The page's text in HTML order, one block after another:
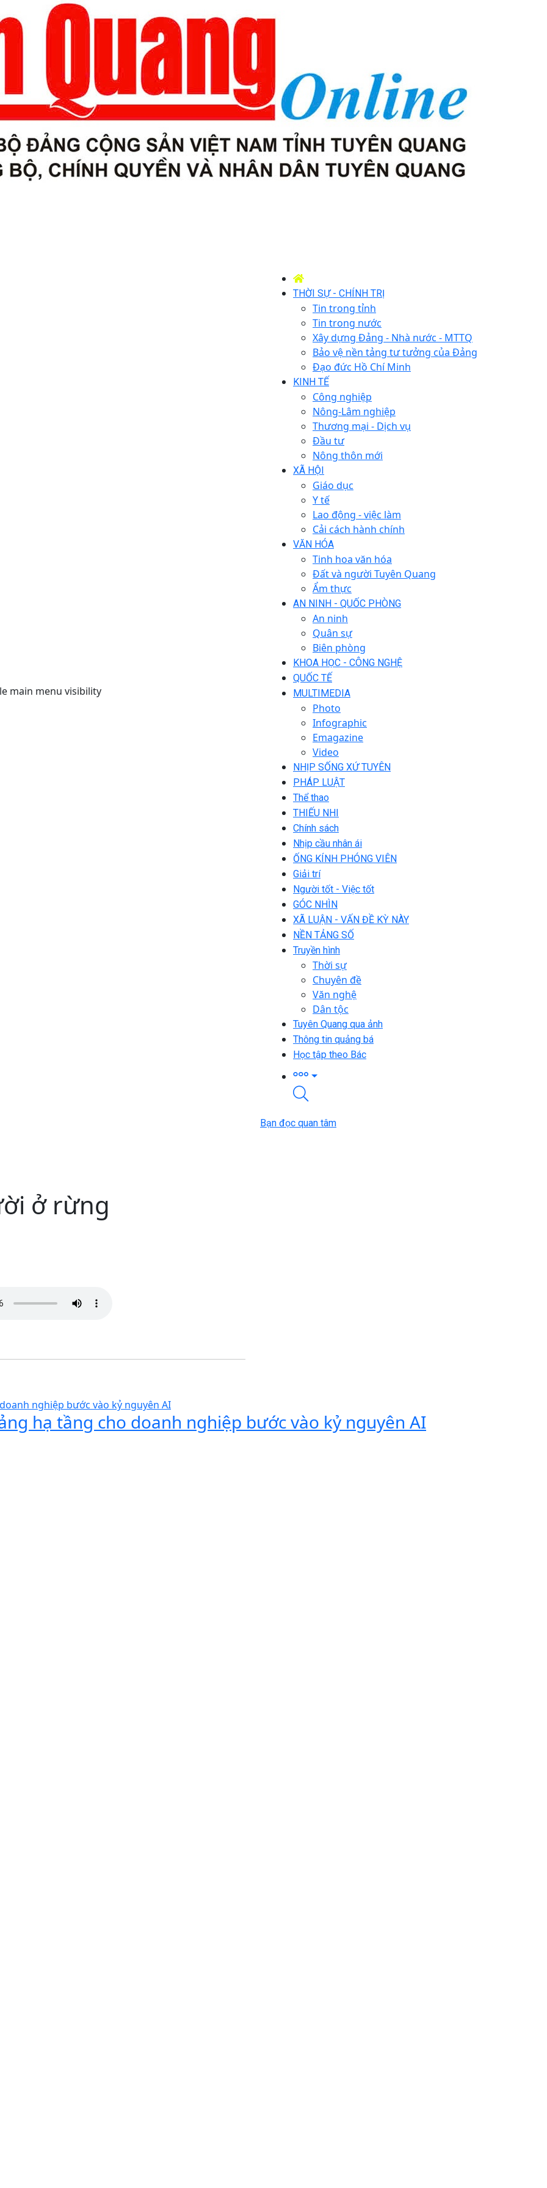
main menu visibility
THỜI SỰ - CHÍNH TRỊ
Tin trong tỉnh
Tin trong nước
Xây dựng Đảng - Nhà nước - MTTQ
Bảo vệ nền tảng tư tưởng của Đảng
Đạo đức Hồ Chí Minh
KINH TẾ
Công nghiệp
Nông-Lâm nghiệp
Thương mại - Dịch vụ
Đầu tư
Nông thôn mới
XÃ HỘI
Giáo dục
Y tế
Lao động - việc làm
Cải cách hành chính
VĂN HÓA
Tinh hoa văn hóa
Đất và người Tuyên Quang
Ẩm thực
AN NINH - QUỐC PHÒNG
An ninh
Quân sự
Biên phòng
KHOA HỌC - CÔNG NGHỆ
QUỐC TẾ
MULTIMEDIA
Photo
Infographic
Emagazine
Video
NHỊP SỐNG XỨ TUYÊN
PHÁP LUẬT
Thể thao
THIẾU NHI
Chính sách
Nhịp cầu nhân ái
ỐNG KÍNH PHÓNG VIÊN
Giải trí
Người tốt - Việc tốt
GÓC NHÌN
XÃ LUẬN - VẤN ĐỀ KỲ NÀY
NỀN TẢNG SỐ
Truyền hình
Thời sự
Chuyên đề
Văn nghệ
Dân tộc
Tuyên Quang qua ảnh
Thông tin quảng bá
Học tập theo Bác
ở rừng
Bạn đọc quan tâm
hạ tầng cho doanh nghiệp bước vào kỷ nguyên AI